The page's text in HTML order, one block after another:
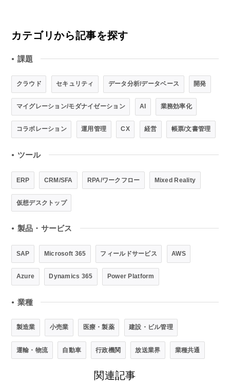
カテゴリから記事を探す
● 課題
クラウド セキュリティ データ分析/データベース 開発
マイグレーション/モダナイゼーション AI 業務効率化
コラボレーション 運用管理 CX 経営 帳票/文書管理
● ツール
ERP CRM/SFA RPA/ワークフロー Mixed Reality
仮想デスクトップ
● 製品・サービス
SAP Microsoft 365 フィールドサービス AWS
Azure Dynamics 365 Power Platform
● 業種
製造業 小売業 医療・製薬 建設・ビル管理
運輸・物流 自動車 行政機関 放送業界 業種共通
関連記事